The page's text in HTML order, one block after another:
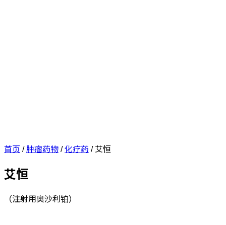
首页 /肿瘤药物/化疗药 / 艾恒
艾恒
（注射用奥沙利铂）